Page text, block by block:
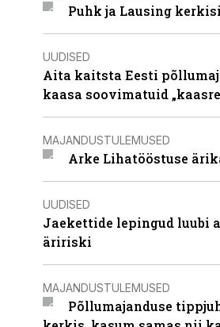
Puhk ja Lausing
UUDISED
Aita kaitsta Eesti
kaasa soovimatuid
MAJANDUSTULEMUSED
Arke Lihatööstuse
UUDISED
Jaekettide lepingud luubi
äririski
MAJANDUSTULEMUSED
Põllumajanduse